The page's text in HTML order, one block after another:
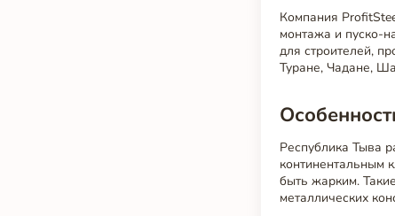
Компания
монтажа и пуско-
для строителей,
Туране, Чадане,
Республика Тыва
континентальным
быть жарким.
металлических